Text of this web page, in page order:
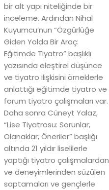
bir alt yapı niteliğinde bir
inceleme. Ardından Nihal
Kuyumcu’nun “Özgürlüğe
Giden Yolda Bir Araç:
Eğitimde Tiyatro” başlıklı
yazısında eleştirel düşünce
ve tiyatro ilişkisini örneklerle
anlattığı eğitimde tiyatro ve
forum tiyatro çalışmaları var.
Daha sonra Cüneyt Yalaz,
“Lise Tiyatrosu: Sorunlar,
Olanaklar, Öneriler” başlığı
altında 21 yıldır liselilerle
yaptığı tiyatro çalışmalardan
ve deneyimlerinden süzülen
saptamaları ve gençlerle